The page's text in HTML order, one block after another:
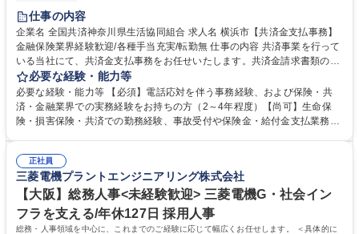
土日祝休み
仕事の内容
企業名 全国共済神奈川県生活協同組合 求人名 横浜市【共済金支払事務】
金融保険業界経験歓迎/各種手当充実/転勤無 仕事の内容 共済事業を行って
いる当社にて、共済金支払事務をお任せいたします。共済金請求書類の受
付・内容確認・審査・データ入力のほか、加入者様や医療機関等からの問
い合わせ電話対応や書類発送等を担当します。 ■共済金請求書類の受付、
内容確認、および共済金支払に関する審査・事務処理業務全般を担当 ■専
用システムへのデータ入力、各種必要書類の作成・発送作業 ■加入者様や
指定する業務 募集職種 横浜市【共済金支払事務】金融保険業界経験歓迎/
各種手当充実/転勤無
必要な経験・能力等
必要な経験・能力等 【必須】電話応対を伴う事務経験、および保険・共
済・金融業界での実務経験をお持ちの方（2～4年程度）【尚可】生命保
険・損害保険・共済での勤務経験、事故受付や保険金・給付金支払業務経
務へのキャリアチェンジ希望者も大歓迎です！ 学歴・資格 学歴：大学院
大学 高専 短大 専修学校 高校 語学力： 資格：
正社員
三菱電機プラントエンジニアリング株式会社
【大阪】総務人事<未経験歓迎> 三菱電機G・社会イン
フラを支える/年休127日 採用人事
総務・人事領域を中心に、これまでのご経験に応じて幅広くお任せします。 ＜具体的に